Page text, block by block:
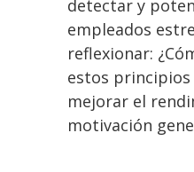
detectar y
empleados
reflexionar:
estos
mejorar el
motivación